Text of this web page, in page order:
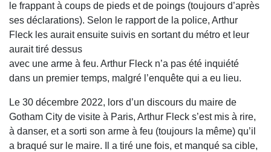
le frappant à coups de pieds et de poings (toujours d’après
ses déclarations). Selon le rapport de la police, Arthur
Fleck les aurait ensuite suivis en sortant du métro et leur
aurait tiré dessus
avec une arme à feu. Arthur Fleck n’a pas été inquiété
dans un premier temps, malgré l’enquête qui a eu lieu.
Le 30 décembre 2022, lors d’un discours du maire de
Gotham City de visite à Paris, Arthur Fleck s’est mis à rire,
à danser, et a sorti son arme à feu (toujours la même) qu’il
a braqué sur le maire. Il a tiré une fois, et manqué sa cible,